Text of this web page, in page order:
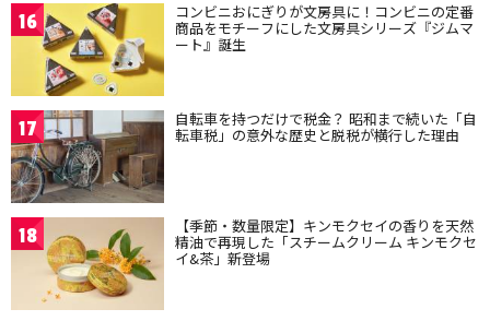
16 コンビニおにぎりが文房具に！コンビニの定番
商品をモチーフにした文房具シリーズ『ジムマ
ート』誕生
17 自転車を持つだけで税金？ 昭和まで続いた「自
転車税」の意外な歴史と脱税が横行した理由
18 【季節・数量限定】キンモクセイの香りを天然
精油で再現した「スチームクリーム キンモクセ
イ&茶」新登場